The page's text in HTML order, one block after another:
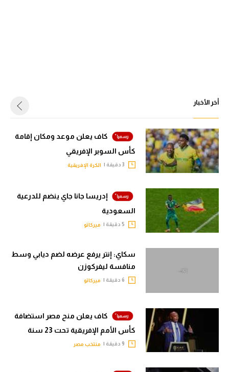
أخر الأخبار
كاف يعلن موعد ومكان إقامة
كأس السوبر الإفريقي
الكرة الإفريقية
إدريسا جانا جاي ينضم للدرعية
السعودية
ميركاتو
سكاي: إنتر يرفع عرضه لضم ديابي وسط
منافسة ليفركوزن
ميركاتو
كاف يعلن منح مصر استضافة
كأس الأمم الإفريقية تحت 23 سنة
منتخب مصر